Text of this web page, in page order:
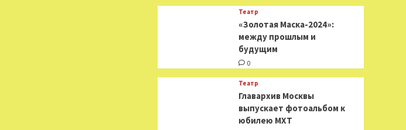
Театр
«Золотая Маска-2024»:
между прошлым и
будущим
0
Театр
​​Главархив Москвы
выпускает фотоальбом к
юбилею МХТ